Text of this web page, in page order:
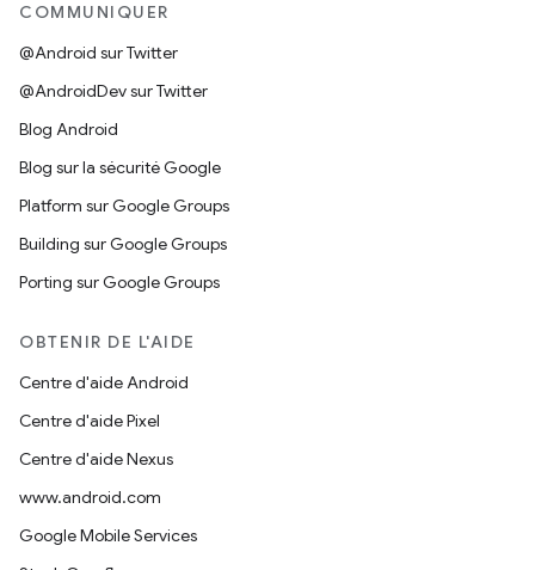
COMMUNIQUER
@Android sur Twitter
@AndroidDev sur Twitter
Blog Android
Blog sur la sécurité Google
Platform sur Google Groups
Building sur Google Groups
Porting sur Google Groups
OBTENIR DE L'AIDE
Centre d'aide Android
Centre d'aide Pixel
Centre d'aide Nexus
www.android.com
Google Mobile Services